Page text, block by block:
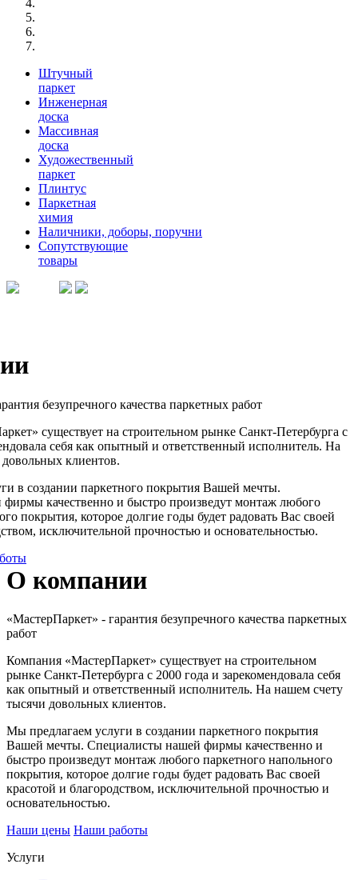
Штучный
паркет
Инженерная
доска
Массивная
доска
Художественный
паркет
Плинтус
Паркетная
химия
Наличники, доборы, поручни
Сопутствующие
товары
безупречного качества паркетных работ
существует на строительном рынке Санкт-Петербурга с
себя как опытный и ответственный исполнитель. На
клиентов.
в создании паркетного покрытия Вашей мечты.
качественно и быстро произведут монтаж любого
покрытия, которое долгие годы будет радовать Вас своей
исключительной прочностью и основательностью.
О компании
«МастерПаркет» - гарантия безупречного качества паркетных
работ
Компания «МастерПаркет» существует на строительном
рынке Санкт-Петербурга с 2000 года и зарекомендовала себя
как опытный и ответственный исполнитель. На нашем счету
тысячи довольных клиентов.
Мы предлагаем услуги в создании паркетного покрытия
Вашей мечты. Специалисты нашей фирмы качественно и
быстро произведут монтаж любого паркетного напольного
покрытия, которое долгие годы будет радовать Вас своей
красотой и благородством, исключительной прочностью и
основательностью.
Наши цены Наши работы
Услуги